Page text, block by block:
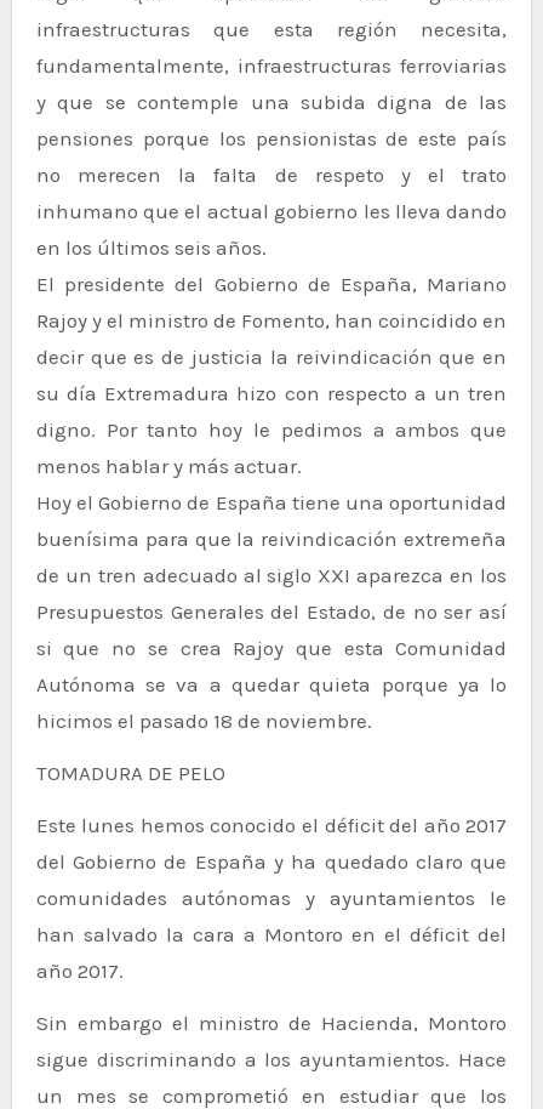
infraestructuras que esta región necesita,
fundamentalmente, infraestructuras ferroviarias
y que se contemple una subida digna de las
pensiones porque los pensionistas de este país
no merecen la falta de respeto y el trato
inhumano que el actual gobierno les lleva dando
en los últimos seis años.
El presidente del Gobierno de España, Mariano
Rajoy y el ministro de Fomento, han coincidido en
decir que es de justicia la reivindicación que en
su día Extremadura hizo con respecto a un tren
digno. Por tanto hoy le pedimos a ambos que
menos hablar y más actuar.
Hoy el Gobierno de España tiene una oportunidad
buenísima para que la reivindicación extremeña
de un tren adecuado al siglo XXI aparezca en los
Presupuestos Generales del Estado, de no ser así
si que no se crea Rajoy que esta Comunidad
Autónoma se va a quedar quieta porque ya lo
hicimos el pasado 18 de noviembre.
TOMADURA DE PELO
Este lunes hemos conocido el déficit del año 2017
del Gobierno de España y ha quedado claro que
comunidades autónomas y ayuntamientos le
han salvado la cara a Montoro en el déficit del
año 2017.
Sin embargo el ministro de Hacienda, Montoro
sigue discriminando a los ayuntamientos. Hace
un mes se comprometió en estudiar que los